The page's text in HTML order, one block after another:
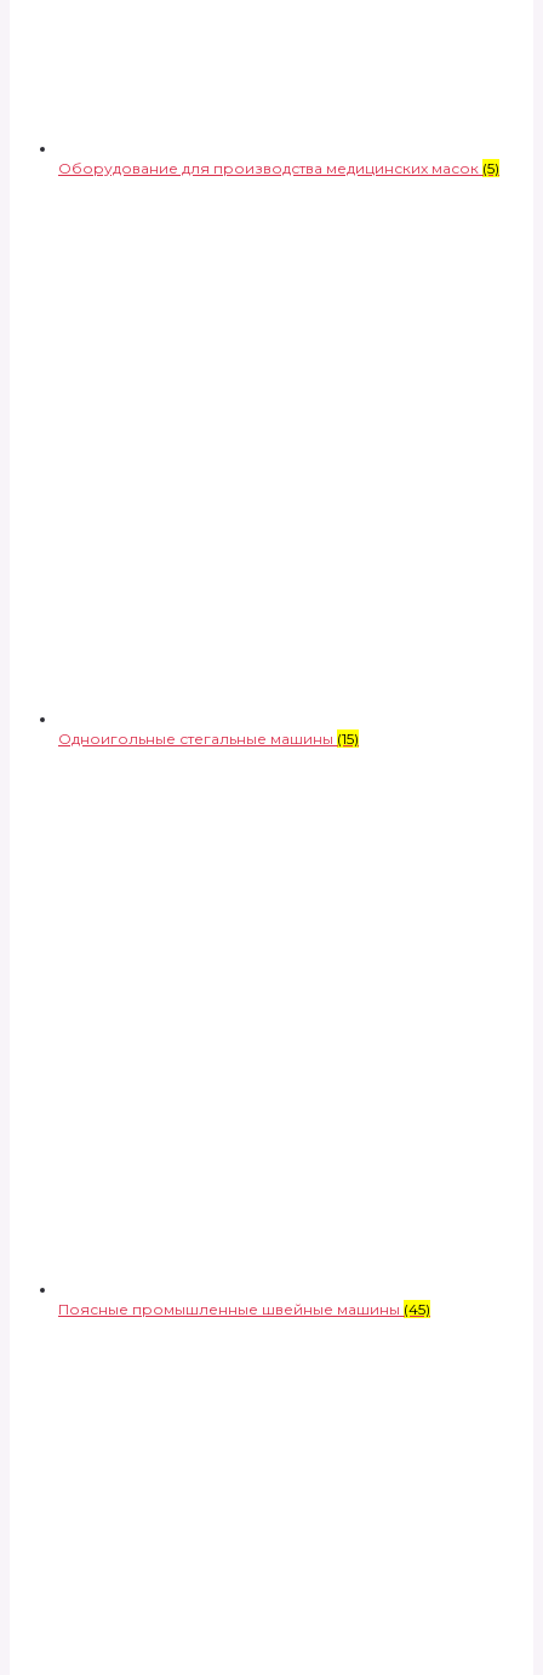
Оборудование для производства медицинских масок (5)
Одноигольные стегальные машины (15)
Поясные промышленные швейные машины (45)